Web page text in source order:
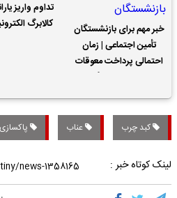
خبر مهم برای بازنشستگان
تأمین اجتماعی | زمان
احتمالی پرداخت معوقات
تداوم واریز
کالابرگ
کبد چرب عناب
لینک کوتاه خبر :